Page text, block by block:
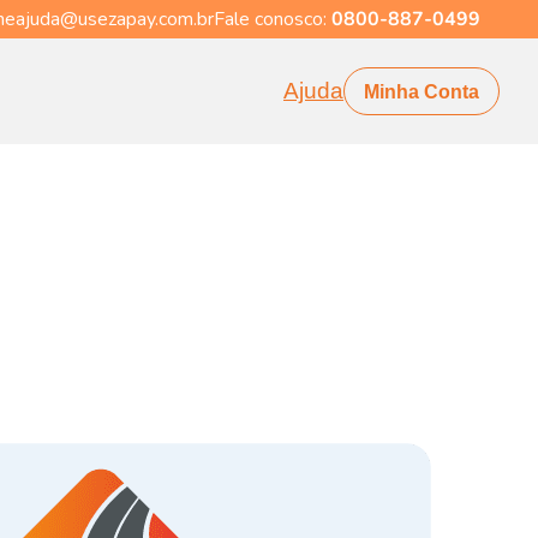
Fale conosco: 0800-887-0499
Ajuda Minha Conta